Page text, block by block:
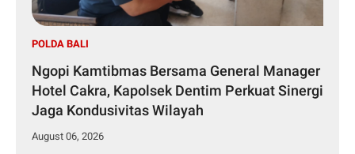
POLDA BALI
Ngopi Kamtibmas Bersama General Manager
Hotel Cakra, Kapolsek Dentim Perkuat Sinergi
Jaga Kondusivitas Wilayah
August 06, 2026